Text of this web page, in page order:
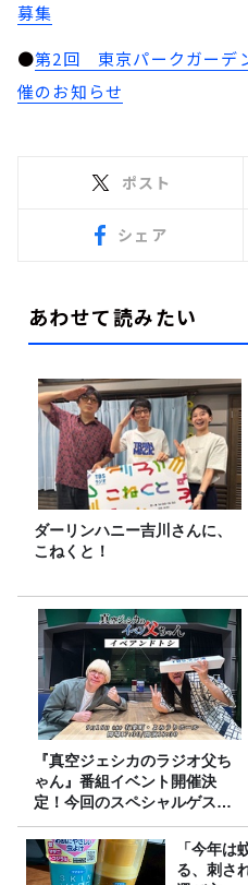
募集
●第2回 東京パークガーデ
催のお知らせ
ポスト
シェア
あわせて読みたい
ダーリンハニー吉川さんに、
こねくと！
『真空ジェシカのラジオ父ち
ゃん』番組イベント開催決
定！今回のスペシャルゲスト
は、タカアンドトシ！
「今年は
る、刺さ